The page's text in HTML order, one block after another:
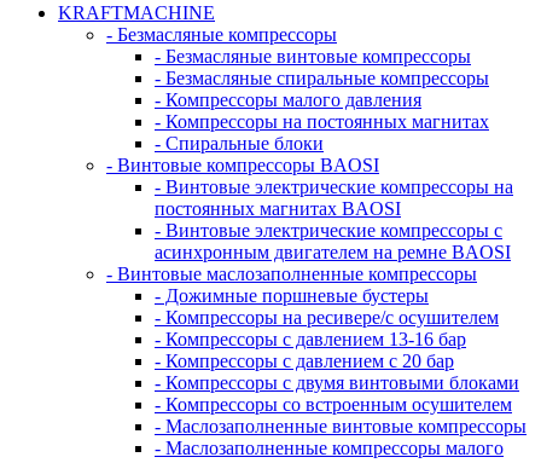
KRAFTMACHINE
- Безмасляные компрессоры
- Безмасляные винтовые компрессоры
- Безмасляные спиральные компрессоры
- Компрессоры малого давления
- Компрессоры на постоянных магнитах
- Спиральные блоки
- Винтовые компрессоры BAOSI
- Винтовые электрические компрессоры на
постоянных магнитах BAOSI
- Винтовые электрические компрессоры с
асинхронным двигателем на ремне BAOSI
- Винтовые маслозаполненные компрессоры
- Дожимные поршневые бустеры
- Компрессоры на ресивере/с осушителем
- Компрессоры с давлением 13-16 бар
- Компрессоры с давлением с 20 бар
- Компрессоры с двумя винтовыми блоками
- Компрессоры со встроенным осушителем
- Маслозаполненные винтовые компрессоры
- Маслозаполненные компрессоры малого